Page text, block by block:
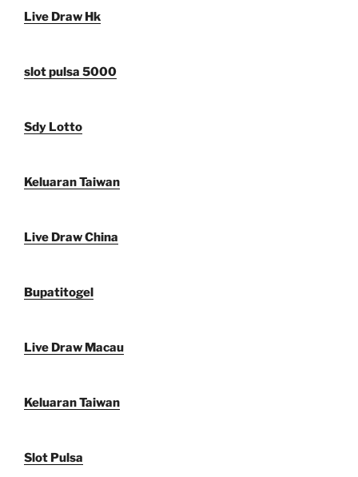
Live Draw Hk
slot pulsa 5000
Sdy Lotto
Keluaran Taiwan
Live Draw China
Bupatitogel
Live Draw Macau
Keluaran Taiwan
Slot Pulsa